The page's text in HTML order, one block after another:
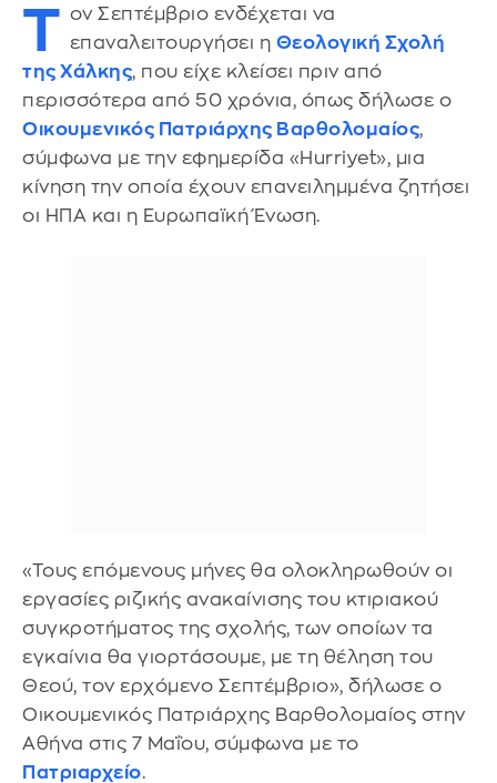
Τ ον Σεπτέμβριο ενδέχεται να
επαναλειτουργήσει η Θεολογική Σχολή
της Χάλκης, που είχε κλείσει πριν από
περισσότερα από 50 χρόνια, όπως δήλωσε ο
Οικουμενικός Πατριάρχης Βαρθολομαίος,
σύμφωνα με την εφημερίδα «Hurriyet», μια
κίνηση την οποία έχουν επανειλημμένα ζητήσει
οι ΗΠΑ και η Ευρωπαϊκή Ένωση.
«Τους επόμενους μήνες θα ολοκληρωθούν οι
εργασίες ριζικής ανακαίνισης του κτιριακού
συγκροτήματος της σχολής, των οποίων τα
εγκαίνια θα γιορτάσουμε, με τη θέληση του
Θεού, τον ερχόμενο Σεπτέμβριο», δήλωσε ο
Oικουμενικός Πατριάρχης Βαρθολομαίος στην
Αθήνα στις 7 Μαΐου, σύμφωνα με το
Πατριαρχείο.